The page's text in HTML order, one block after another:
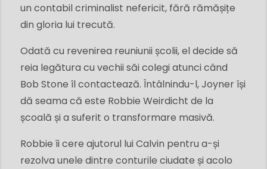
un contabil criminalist nefericit, fără rămășițe
din gloria lui trecută.
Odată cu revenirea reuniunii școlii, el decide să
reia legătura cu vechii săi colegi atunci când
Bob Stone îl contactează. Întâlnindu-l, Joyner își
dă seama că este Robbie Weirdicht de la
școală și a suferit o transformare masivă.
Robbie îi cere ajutorul lui Calvin pentru a-și
rezolva unele dintre conturile ciudate și acolo